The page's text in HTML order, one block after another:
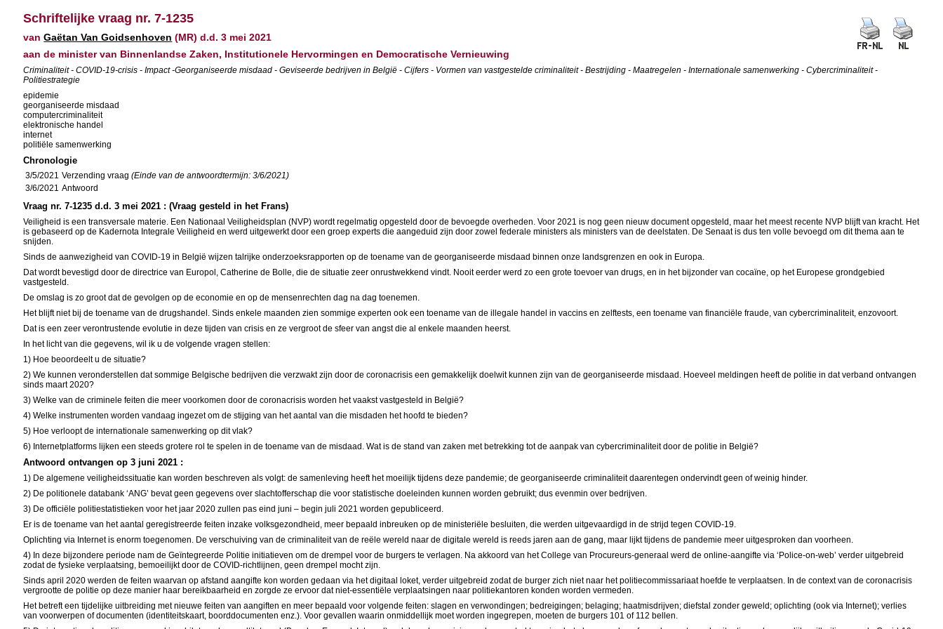
Schriftelijke vraag nr. 7-1235
vanGaëtan Van Goidsenhoven (MR) d.d. 3 mei 2021
aan de minister van Binnenlandse Zaken, Institutionele Hervormingen en Democratische Vernieuwing
Criminaliteit - COVID-19-crisis - Impact -Georganiseerde misdaad - Geviseerde bedrijven in België - Cijfers - Vormen van vastgestelde criminaliteit - Bestrijding - Maatregelen - Internationale samenwerking - Cybercriminaliteit -
Politiestrategie
epidemie
georganiseerde misdaad
computercriminaliteit
elektronische handel
internet
politiële samenwerking
Chronologie
3/5/2021 Verzending vraag(Einde van de antwoordtermijn: 3/6/2021)
3/6/2021 Antwoord
Vraag nr. 7-1235 d.d. 3 mei 2021 : (Vraag gesteld in het Frans)
Veiligheid is een transversale materie. Een Nationaal Veiligheidsplan (NVP) wordt regelmatig opgesteld door de bevoegde overheden. Voor 2021 is nog geen nieuw document opgesteld, maar het meest recente NVP blijft van kracht. Het
is gebaseerd op de Kadernota Integrale Veiligheid en werd uitgewerkt door een groep experts die aangeduid zijn door zowel federale ministers als ministers van de deelstaten. De Senaat is dus ten volle bevoegd om dit thema aan te
snijden.
Sinds de aanwezigheid van COVID-19 in België wijzen talrijke onderzoeksrapporten op de toename van de georganiseerde misdaad binnen onze landsgrenzen en ook in Europa.
Dat wordt bevestigd door de directrice van Europol, Catherine de Bolle, die de situatie zeer onrustwekkend vindt. Nooit eerder werd zo een grote toevoer van drugs, en in het bijzonder van cocaïne, op het Europese grondgebied
vastgesteld.
De omslag is zo groot dat de gevolgen op de economie en op de mensenrechten dag na dag toenemen.
Het blijft niet bij de toename van de drugshandel. Sinds enkele maanden zien sommige experten ook een toename van de illegale handel in vaccins en zelftests, een toename van financiële fraude, van cybercriminaliteit, enzovoort.
Dat is een zeer verontrustende evolutie in deze tijden van crisis en ze vergroot de sfeer van angst die al enkele maanden heerst.
In het licht van die gegevens, wil ik u de volgende vragen stellen:
1) Hoe beoordeelt u de situatie?
2) We kunnen veronderstellen dat sommige Belgische bedrijven die verzwakt zijn door de coronacrisis een gemakkelijk doelwit kunnen zijn van de georganiseerde misdaad. Hoeveel meldingen heeft de politie in dat verband ontvangen
sinds maart 2020?
3) Welke van de criminele feiten die meer voorkomen door de coronacrisis worden het vaakst vastgesteld in België?
4) Welke instrumenten worden vandaag ingezet om de stijging van het aantal van die misdaden het hoofd te bieden?
5) Hoe verloopt de internationale samenwerking op dit vlak?
6) Internetplatforms lijken een steeds grotere rol te spelen in de toename van de misdaad. Wat is de stand van zaken met betrekking tot de aanpak van cybercriminaliteit door de politie in België?
Antwoord ontvangen op 3 juni 2021 :
1) De algemene veiligheidssituatie kan worden beschreven als volgt: de samenleving heeft het moeilijk tijdens deze pandemie; de georganiseerde criminaliteit daarentegen ondervindt geen of weinig hinder.
2) De politionele databank ‘ANG’ bevat geen gegevens over slachtofferschap die voor statistische doeleinden kunnen worden gebruikt; dus evenmin over bedrijven.
3) De officiële politiestatistieken voor het jaar 2020 zullen pas eind juni – begin juli 2021 worden gepubliceerd.
Er is de toename van het aantal geregistreerde feiten inzake volksgezondheid, meer bepaald inbreuken op de ministeriële besluiten, die werden uitgevaardigd in de strijd tegen COVID-19.
Oplichting via Internet is enorm toegenomen. De verschuiving van de criminaliteit van de reële wereld naar de digitale wereld is reeds jaren aan de gang, maar lijkt tijdens de pandemie meer uitgesproken dan voorheen.
4) In deze bijzondere periode nam de Geïntegreerde Politie initiatieven om de drempel voor de burgers te verlagen. Na akkoord van het College van Procureurs-generaal werd de online-aangifte via ‘Police-on-web’ verder uitgebreid
zodat de fysieke verplaatsing, bemoeilijkt door de COVID-richtlijnen, geen drempel mocht zijn.
Sinds april 2020 werden de feiten waarvan op afstand aangifte kon worden gedaan via het digitaal loket, verder uitgebreid zodat de burger zich niet naar het politiecommissariaat hoefde te verplaatsen. In de context van de coronacrisis
vergrootte de politie op deze manier haar bereikbaarheid en zorgde ze ervoor dat niet-essentiële verplaatsingen naar politiekantoren konden worden vermeden.
Het betreft een tijdelijke uitbreiding met nieuwe feiten van aangiften en meer bepaald voor volgende feiten: slagen en verwondingen; bedreigingen; belaging; haatmisdrijven; diefstal zonder geweld; oplichting (ook via Internet); verlies
van voorwerpen of documenten (identiteitskaart, boorddocumenten enz.). Voor gevallen waarin onmiddellijk moet worden ingegrepen, moeten de burgers 101 of 112 bellen.